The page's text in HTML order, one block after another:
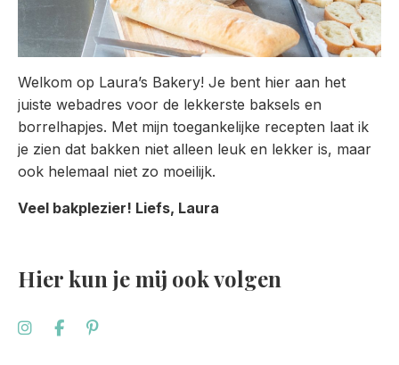
Welkom op Laura’s Bakery! Je bent hier aan het
juiste webadres voor de lekkerste baksels en
borrelhapjes. Met mijn toegankelijke recepten laat ik
je zien dat bakken niet alleen leuk en lekker is, maar
ook helemaal niet zo moeilijk.
Veel bakplezier! Liefs, Laura
Hier kun je mij ook volgen